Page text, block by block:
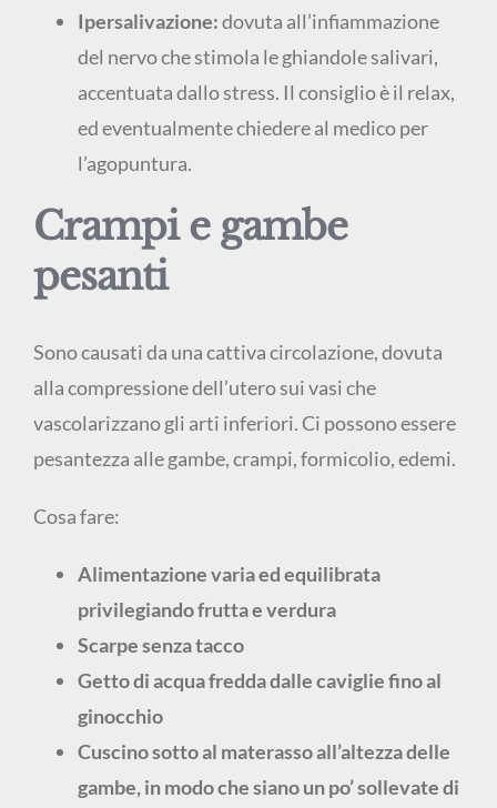
Ipersalivazione:dovuta all’infiammazione
del nervo che stimola le ghiandole salivari,
accentuata dallo stress. Il consiglio è il relax,
ed eventualmente chiedere al medico per
l’agopuntura.
Crampi e gambe
pesanti
Sono causati da una cattiva circolazione, dovuta
alla compressione dell’utero sui vasi che
vascolarizzano gli arti inferiori. Ci possono essere
pesantezza alle gambe, crampi, formicolio, edemi.
Cosa fare:
Alimentazione varia ed equilibrata
privilegiando frutta e verdura
Scarpe senza tacco
Getto di acqua fredda dalle caviglie fino al
ginocchio
Cuscino sotto al materasso all’altezza delle
gambe, in modo che siano un po’ sollevate di